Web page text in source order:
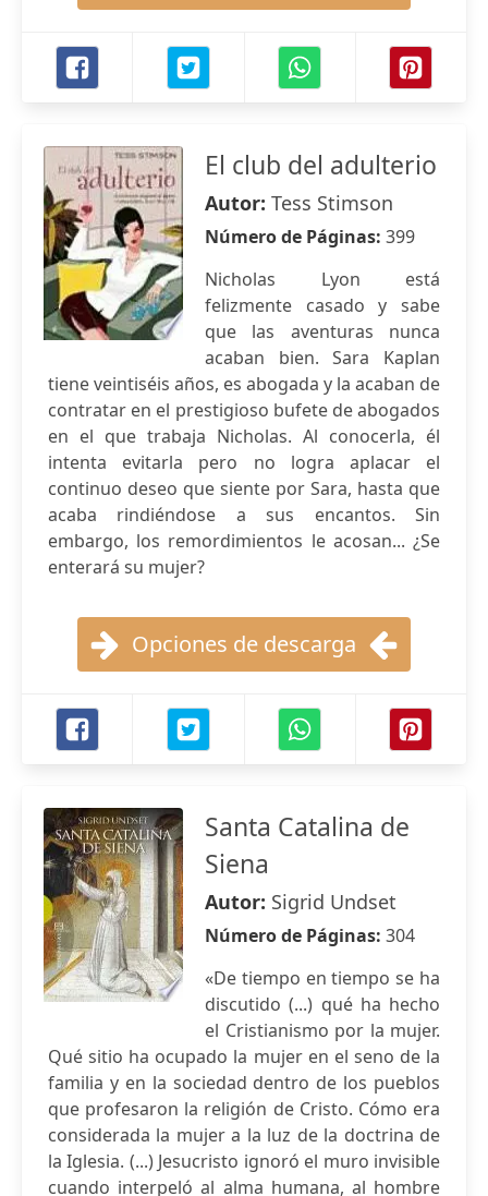
El club del adulterio
Autor: Tess Stimson
Número de Páginas: 399
Nicholas Lyon está
felizmente casado y sabe
que las aventuras nunca
acaban bien. Sara Kaplan
tiene veintiséis años, es abogada y la acaban de
contratar en el prestigioso bufete de abogados
en el que trabaja Nicholas. Al conocerla, él
intenta evitarla pero no logra aplacar el
continuo deseo que siente por Sara, hasta que
acaba rindiéndose a sus encantos. Sin
embargo, los remordimientos le acosan... ¿Se
enterará su mujer?
Opciones de descarga
Santa Catalina de
Siena
Autor: Sigrid Undset
Número de Páginas: 304
«De tiempo en tiempo se ha
discutido (...) qué ha hecho
el Cristianismo por la mujer.
Qué sitio ha ocupado la mujer en el seno de la
familia y en la sociedad dentro de los pueblos
que profesaron la religión de Cristo. Cómo era
considerada la mujer a la luz de la doctrina de
la Iglesia. (...) Jesucristo ignoró el muro invisible
cuando interpeló al alma humana, al hombre